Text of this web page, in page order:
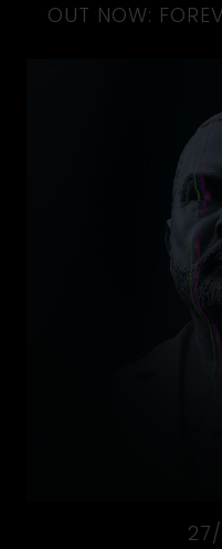
OUT NOW: